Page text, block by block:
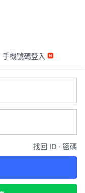
手機號碼登入
找回 ID ∙ 密碼